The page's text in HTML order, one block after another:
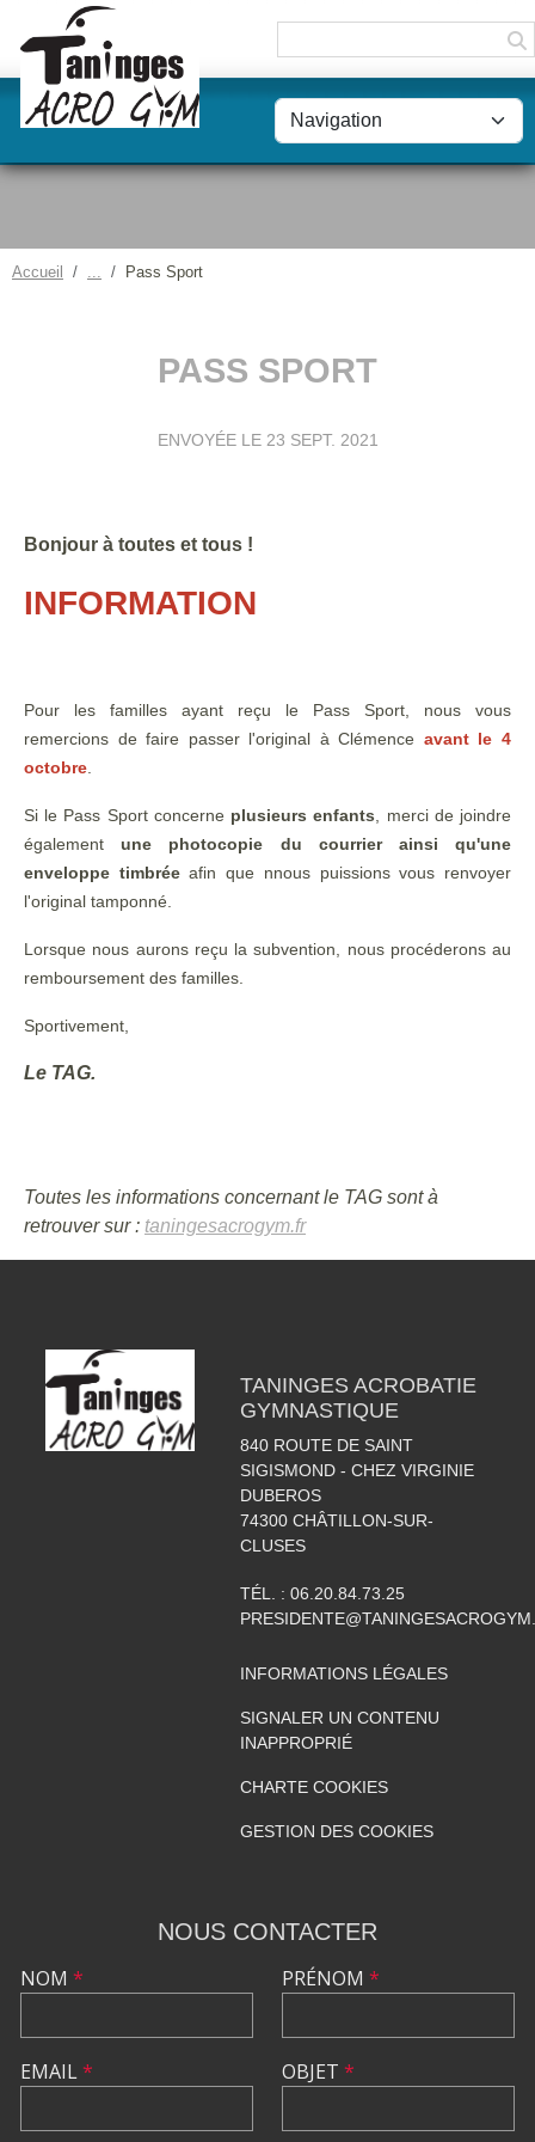
Accueil Pass Sport
PASS SPORT
ENVOYÉE LE 23 SEPT. 2021
Bonjour à toutes et tous !
INFORMATION
Pour les familles ayant reçu le Pass Sport, nous vous
remercions de faire passer l'original à Clémence avant le 4
octobre
Si le Pass Sport concerne plusieurs enfants , merci de joindre
égalementune photocopie du courrier ainsi qu'une
enveloppe timbréeafin que nnous puissions vous renvoyer
l'original tamponné.
Lorsque nous aurons reçu la subvention, nous procéderons au
remboursement des familles.
Sportivement,
Le TAG.
Toutes les informations concernant le TAG sont à
retrouver sur : taningesacrogym.fr
TANINGES ACROBATIE
GYMNASTIQUE
840 ROUTE DE SAINT
SIGISMOND - CHEZ VIRGINIE
DUBEROS
74300 CHÂTILLON-SUR-
CLUSES
TÉL. : 06.20.84.73.25
INFORMATIONS LÉGALES
SIGNALER UN CONTENU
INAPPROPRIÉ
CHARTE COOKIES
GESTION DES COOKIES
NOUS CONTACTER
NOM *
EMAIL*
PRÉNOM *
OBJET *
Panneau de gestion des cookies